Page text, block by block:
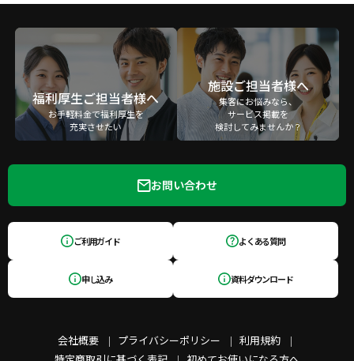
福利厚生ご担当者様へ
お手軽料金で福利厚生を
充実させたい
施設ご担当者様へ
集客にお悩みなら、
サービス掲載を
検討してみませんか？
会社概要 プライバシーポリシー
利用規約
お問い合わせ
ご利用ガイド よくある質問
申し込み 資料ダウンロード